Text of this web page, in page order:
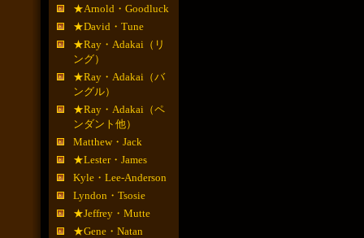
★Arnold・Goodluck
★David・Tune
★Ray・Adakai（リ
ング）
★Ray・Adakai（バ
ングル）
★Ray・Adakai（ペ
ンダント他）
Matthew・Jack
★Lester・James
Kyle・Lee-Anderson
Lyndon・Tsosie
★Jeffrey・Mutte
★Gene・Natan